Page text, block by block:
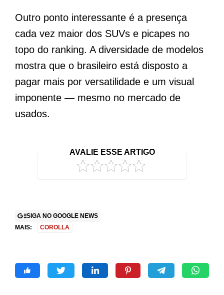
Outro ponto interessante é a presença
cada vez maior dos SUVs e picapes no
topo do ranking. A diversidade de modelos
mostra que o brasileiro está disposto a
pagar mais por versatilidade e um visual
imponente — mesmo no mercado de
usados.
AVALIE ESSE ARTIGO
SIGA NO GOOGLE NEWS
MAIS:
COROLLA